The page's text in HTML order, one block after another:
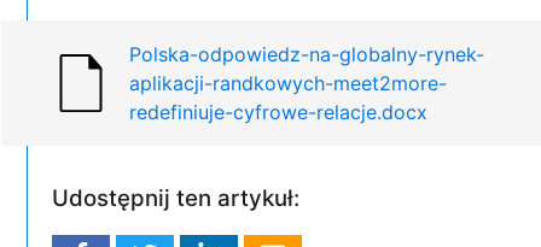
Polska-odpowiedz-na-globalny-rynek-
aplikacji-randkowych-meet2more-
redefiniuje-cyfrowe-relacje.docx
Udostępnij ten artykuł: